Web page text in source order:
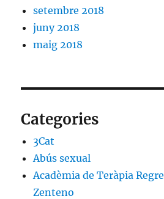
setembre 2018
juny 2018
maig 2018
Categories
3Cat
Abús sexual
Acadèmia de Teràpia
Zenteno